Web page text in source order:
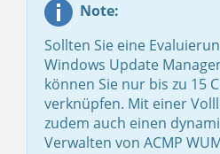
Note:
Sollten Sie eine
Windows Update
können Sie nur bis zu 15
verknüpfen. Mit einer
zudem auch einen
Verwalten von ACMP